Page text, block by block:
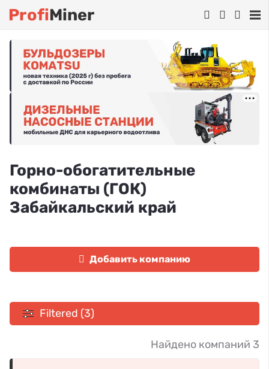
ProfiMiner
Горно-обогатительные
комбинаты (ГОК)
Забайкальский край
Добавить компанию
Filtered (3)
Найдено компаний 3